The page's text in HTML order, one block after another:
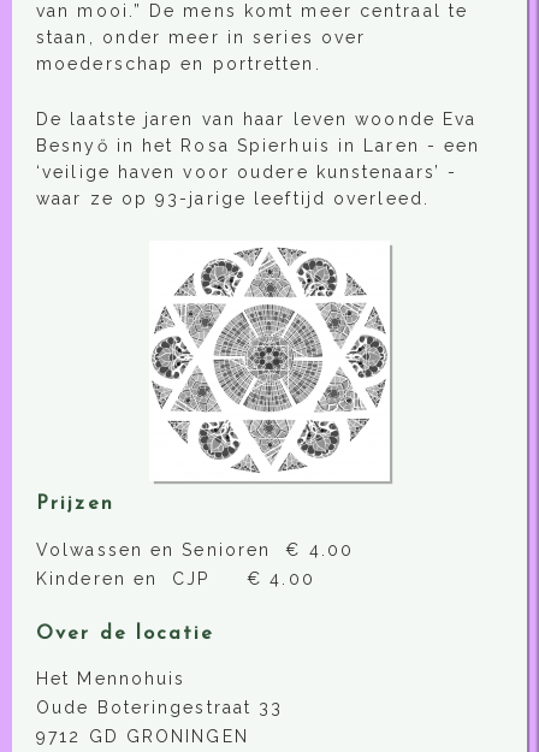
van mooi.” De mens komt meer centraal te
staan, onder meer in series over
moederschap en portretten.
De laatste jaren van haar leven woonde Eva
Besnyő in het Rosa Spierhuis in Laren - een
‘veilige haven voor oudere kunstenaars’ -
waar ze op 93-jarige leeftijd overleed.
Prijzen
Volwassen en Senioren € 4.00
Kinderen en CJP € 4.00
Over de locatie
Het Mennohuis
Oude Boteringestraat 33
9712 GD GRONINGEN